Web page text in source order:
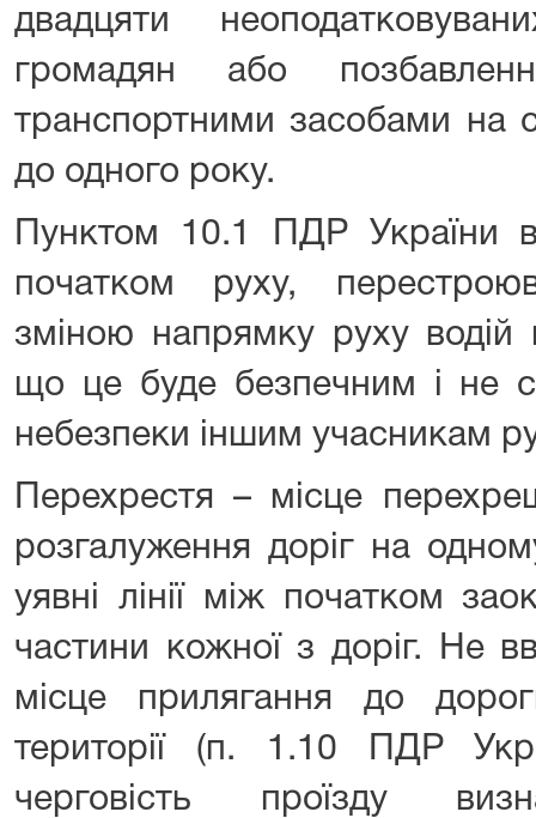
двадцяти
громадян або
транспортними засобами на
до одного року.
Пунктом 10.1 ПДР України
початком руху,
зміною напрямку руху водій
що це буде безпечним і не
небезпеки іншим учасникам
Перехрестя – місце
розгалуження доріг на
уявні лінії між початком
частини кожної з доріг. Не
місце прилягання до
території (п. 1.10 ПДР
черговість проїзду